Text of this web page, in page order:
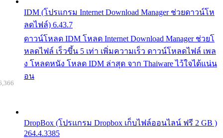
IDM (โปรแกรม Internet Download Manager ช่วยดาวน์โห
ลดไฟล์) 6.43.7
ดาวน์โหลด IDM โหลด Internet Download Manager ช่วยโ
หลดไฟล์ เร็วขึ้น 5 เท่า เพิ่มความเร็ว ดาวน์โหลดไฟล์ เพล
ง โหลดหนัง โหลด IDM ล่าสุด จาก Thaiware ไว้ใจได้แน่น
อน
DropBox (โปรแกรม Dropbox เก็บไฟล์ออนไลน์ ฟรี 2 GB )
264.4.3385